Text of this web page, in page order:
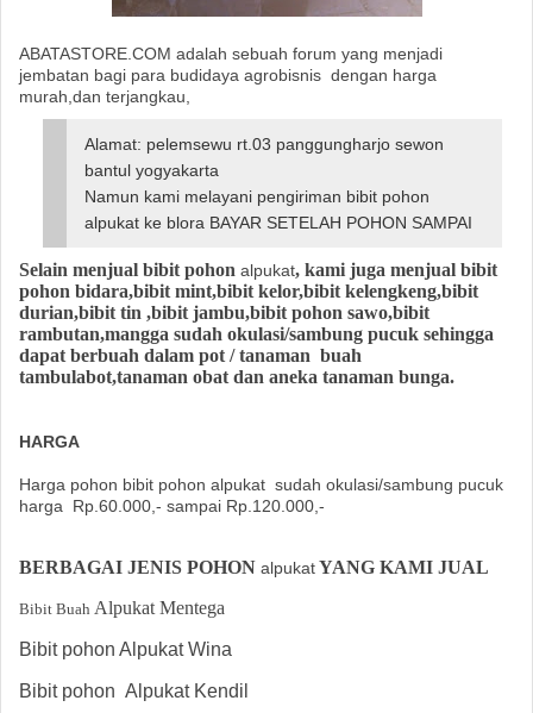
ABATASTORE.COM adalah sebuah forum yang menjadi
jembatan bagi para budidaya agrobisnis dengan harga
murah,dan terjangkau,
Alamat: pelemsewu rt.03 panggungharjo sewon
bantul yogyakarta
Namun kami melayani pengiriman bibit pohon
alpukat ke blora BAYAR SETELAH POHON SAMPAI
Selain menjual bibit pohon alpukat, kami juga menjual bibit
pohon bidara,bibit mint,bibit kelor,bibit kelengkeng,bibit
durian,bibit tin ,bibit jambu,bibit pohon sawo,bibit
rambutan,mangga sudah okulasi/sambung pucuk sehingga
dapat berbuah dalam pot / tanaman buah
tambulabot,tanaman obat dan aneka tanaman bunga.
HARGA
Harga pohon bibit pohon alpukat sudah okulasi/sambung pucuk
harga
Rp.60.000,- sampai Rp.120.000,-
BERBAGAI JENIS POHON alpukatYANG KAMI JUAL
Bibit Buah Alpukat Mentega
Bibit pohon Alpukat Wina
Bibit pohon Alpukat Kendil